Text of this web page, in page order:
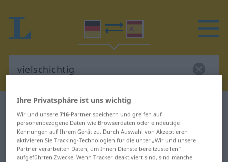
Deutsch-Spanisch Wörterbuch
Deutsch-Spanisch Übersetzung für
"vielschichtig"
Ihre Privatsphäre ist uns wichtig
Wir und unsere716-Partner speichern und greifen auf
personenbezogene Daten wie Browserdaten oder eindeutige
Kennungen auf Ihrem Gerät zu. Durch Auswahl von Akzeptieren
aktivieren Sie Tracking-Technologien für die unter „Wir und unsere
Partner verarbeiten Daten, um Ihnen Dienste bereitzustellen“
aufgeführten Zwecke. Wenn Tracker deaktiviert sind, sind manche